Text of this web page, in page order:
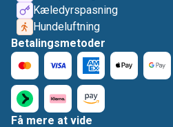
Kæledyrspasning
Hundeluftning
Betalingsmetoder
Få mere at vide